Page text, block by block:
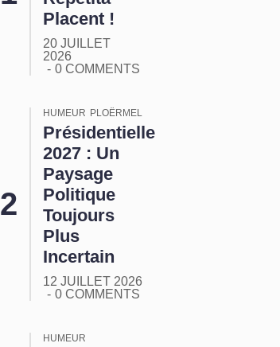
Placent !
20 JUILLET
2026
0 COMMENTS
HUMEUR PLOËRMEL
Présidentielle
2027 : Un
Paysage
Politique
Toujours
Plus
Incertain
12 JUILLET 2026
0 COMMENTS
HUMEUR